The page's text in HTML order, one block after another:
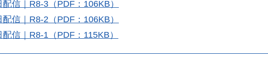
信｜R8-3（PDF：106KB）
信｜R8-2（PDF：106KB）
信｜R8-1（PDF：115KB）